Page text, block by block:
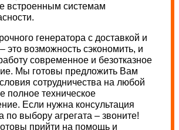
встроенным системам
генератора с доставкой и
это возможность сэкономить, и
современное и безотказное
Мы готовы предложить Вам
сотрудничества на любой
полное техническое
Если нужна консультация
по выбору агрегата – звоните!
прийти на помощь и